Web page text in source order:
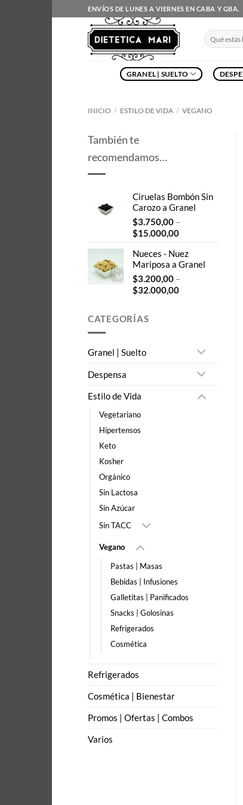
al
contenido
ENVÍOS DE LUNES A VIERNES EN CABA Y GBA.
Buscar
por:
GRANEL | SUELTO
INICIO / ESTILO DE VIDA / VEGANO
También te
recomendamos…
Ciruelas Bombón Sin
Carozo a Granel
$3.750,00 –
$15.000,00Price
$3.750,00
through
$15.000,00
Nueces - Nuez
Mariposa a Granel
$3.200,00 –
$32.000,00Price
CATEGORÍAS
Granel | Suelto
Despensa
Estilo de Vida
Vegetariano
Hipertensos
Keto
Kosher
Orgánico
Sin Lactosa
Sin Azúcar
Sin TACC
Vegano
Pastas | Masas
Bebidas | Infusiones
Galletitas | Panificados
Snacks | Golosinas
Refrigerados
Cosmética
Refrigerados
Cosmética | Bienestar
Promos | Ofertas | Combos
Varios